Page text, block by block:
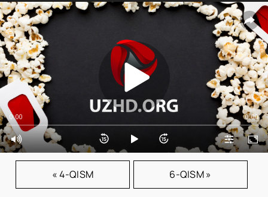
0:00 0:00
« 4-QISM 6-QISM »